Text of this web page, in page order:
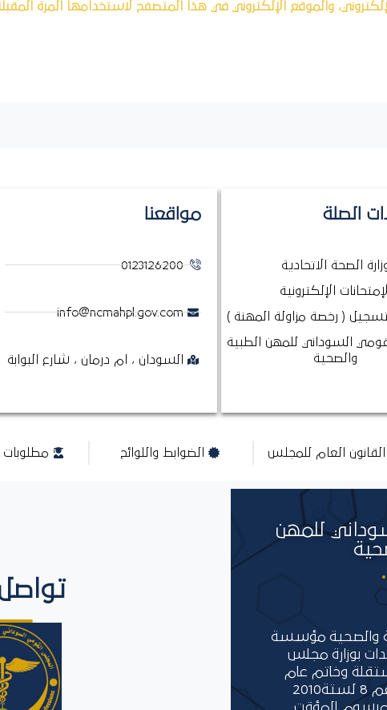
والموقع الإلكتروني في هذا المتصفح لاستخدامها المرة
الصلة
الصحة الاتحادية
الإمتحانات الإلكترونية
( رخصة مزاولة المهنة )
السوداني للمهن الطبية
والصحية
مواقعنا
0123126200
info@ncmahpl.gov.com
السودان ، ام درمان ، شارع البوابة
القانون العام للمجلس الضوابط واللوائح مطلوبات
للمهن
والصحية مؤسسة
بوزارة مجلس
وخاتم عام
أنشئت بالمرسوم الجمهوري رقم 8 لستة2010